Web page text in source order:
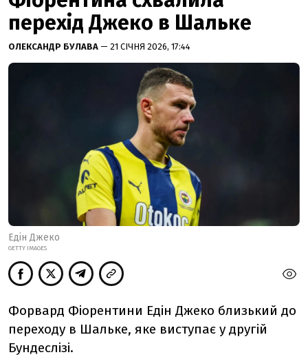
перехід Джеко в Шальке
ОЛЕКСАНДР БУЛАВА — 21 СІЧНЯ 2026, 17:44
Едін Джеко
GETTY IMAGES
Форвард Фіорентини Едін Джеко близький до
переходу в Шальке, яке виступає у другій
Бундеслізі.